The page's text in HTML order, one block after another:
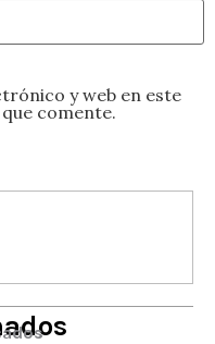
y web en este
comente.